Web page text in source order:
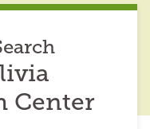
Center